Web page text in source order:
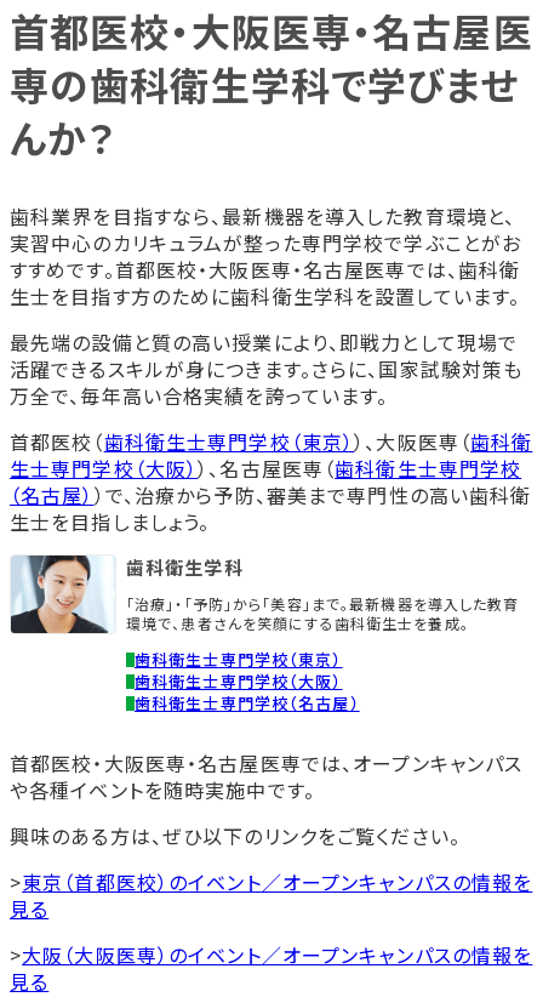
首都医校・大阪医専・名古屋医
専の歯科衛生学科で学びませ
んか？
歯科業界を目指すなら、最新機器を導入した教育環境と、
実習中心のカリキュラムが整った専門学校で学ぶことがお
すすめです。首都医校・大阪医専・名古屋医専では、歯科衛
生士を目指す方のために歯科衛生学科を設置しています。
最先端の設備と質の高い授業により、即戦力として現場で
活躍できるスキルが身につきます。さらに、国家試験対策も
万全で、毎年高い合格実績を誇っています。
首都医校（歯科衛生士専門学校（東京））、大阪医専（歯科衛
生士専門学校（大阪））、名古屋医専（歯科衛生士専門学校
（名古屋） ）で、治療から予防、審美まで専門性の高い歯科衛
生士を目指しましょう。
歯科衛生学科
「治療」・「予防」から「美容」まで。最新機器を導入した教育
環境で、患者さんを笑顔にする歯科衛生士を養成。
歯科衛生士専門学校（東京）
歯科衛生士専門学校（大阪）
歯科衛生士専門学校（名古屋）
首都医校・大阪医専・名古屋医専では、オープンキャンパス
や各種イベントを随時実施中です。
興味のある方は、ぜひ以下のリンクをご覧ください。
>東京（首都医校）のイベント／オープンキャンパスの情報を
見る
>大阪（大阪医専）のイベント／オープンキャンパスの情報を
見る